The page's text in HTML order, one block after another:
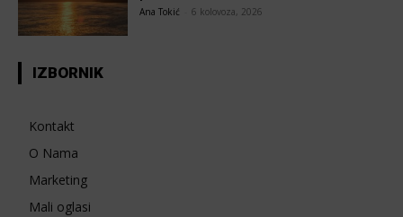
Ana Tokić 6 kolovoza, 2026
IZBORNIK
Kontakt
O Nama
Marketing
Mali oglasi